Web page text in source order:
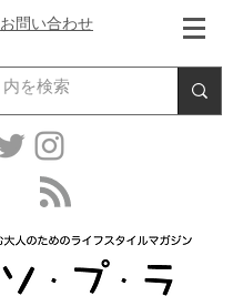
お問い合わせ